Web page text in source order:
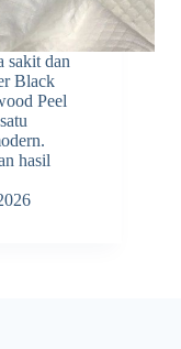
sakit dan
Black
Peel
hasil